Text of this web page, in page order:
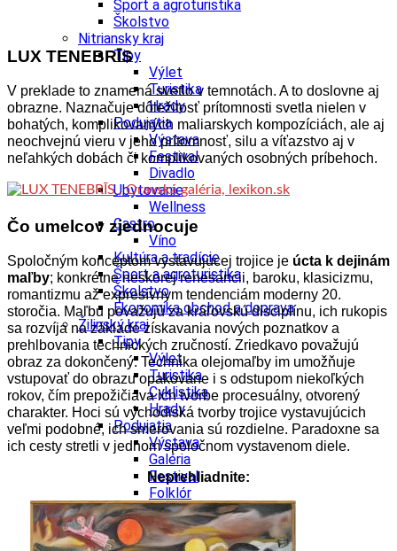
Šport a agroturistika
Školstvo
Nitriansky kraj
Tipy
Výlet
Turistika
Hrady
Podujatia
Výstava
Festival
Divadlo
Ubytovanie
Wellness
Gastro
Víno
Kultúra a tradície
Šport a agroturistika
Školstvo
Ekonomika obchod a doprava
Žilinský kraj
Tipy
Výlet
Turistika
Cyklistika
Hrady
Podujatia
Výstava
Galéria
Festival
Folklór
Koncert
Ubytovanie
Pobyty
LUX TENEBRĪS
V preklade to znamená svetlo v temnotách. A to doslovne aj
obrazne. Naznačuje dôležitosť prítomnosti svetla nielen v
bohatých, komplikovaných maliarskych kompozíciách, ale aj
neochvejnú vieru v jeho prítomnosť, silu a víťazstvo aj v
neľahkých dobách či komplikovaných osobných príbehoch.
Čo umelcov zjednocuje
Spoločným konceptom vystavujúcej trojice je úcta k dejinám
maľby; konkrétne neskorej renesancii, baroku, klasicizmu,
romantizmu až expresívnym tendenciám moderny 20.
storočia. Maľbu považujú za kráľovskú disciplínu, ich rukopis
sa rozvíja na základe získavania nových poznatkov a
prehlbovania technických zručností. Zriedkavo považujú
obraz za dokončený. Technika olejomaľby im umožňuje
vstupovať do obrazu opakovane i s odstupom niekoľkých
rokov, čím prepožičiava ich tvorbe procesuálny, otvorený
charakter. Hoci sú východiská tvorby trojice vystavujúcich
veľmi podobné, ich smerovania sú rozdielne. Paradoxne sa
ich cesty stretli v jednom spoločnom vystavenom diele.
Neprehliadnite: